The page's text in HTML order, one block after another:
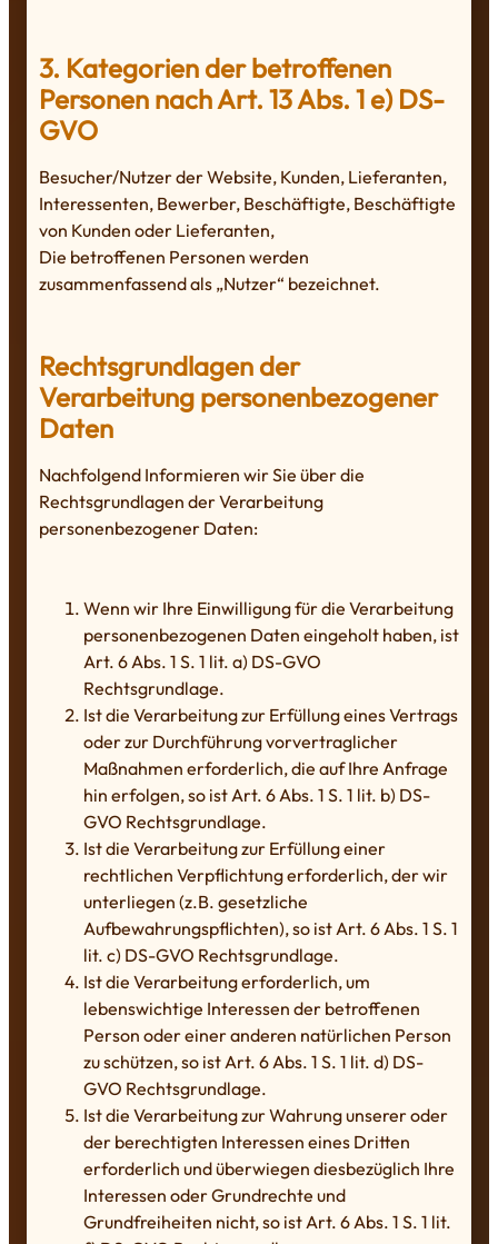
3. Kategorien der betroffenen
Personen nach Art. 13 Abs. 1 e) DS-
GVO
Besucher/Nutzer der Website, Kunden, Lieferanten,
Interessenten, Bewerber, Beschäftigte, Beschäftigte
von Kunden oder Lieferanten,
Die betroffenen Personen werden
zusammenfassend als „Nutzer“ bezeichnet.
Rechtsgrundlagen der
Verarbeitung personenbezogener
Daten
Nachfolgend Informieren wir Sie über die
Rechtsgrundlagen der Verarbeitung
personenbezogener Daten:
Wenn wir Ihre Einwilligung für die Verarbeitung
personenbezogenen Daten eingeholt haben, ist
Art. 6 Abs. 1 S. 1 lit. a) DS-GVO
Rechtsgrundlage.
Ist die Verarbeitung zur Erfüllung eines Vertrags
oder zur Durchführung vorvertraglicher
Maßnahmen erforderlich, die auf Ihre Anfrage
hin erfolgen, so ist Art. 6 Abs. 1 S. 1 lit. b) DS-
GVO Rechtsgrundlage.
Ist die Verarbeitung zur Erfüllung einer
rechtlichen Verpflichtung erforderlich, der wir
unterliegen (z.B. gesetzliche
Aufbewahrungspflichten), so ist Art. 6 Abs. 1 S. 1
lit. c) DS-GVO Rechtsgrundlage.
Ist die Verarbeitung erforderlich, um
lebenswichtige Interessen der betroffenen
Person oder einer anderen natürlichen Person
zu schützen, so ist Art. 6 Abs. 1 S. 1 lit. d) DS-
GVO Rechtsgrundlage.
Ist die Verarbeitung zur Wahrung unserer oder
der berechtigten Interessen eines Dritten
erforderlich und überwiegen diesbezüglich Ihre
Interessen oder Grundrechte und
Grundfreiheiten nicht, so ist Art. 6 Abs. 1 S. 1 lit.